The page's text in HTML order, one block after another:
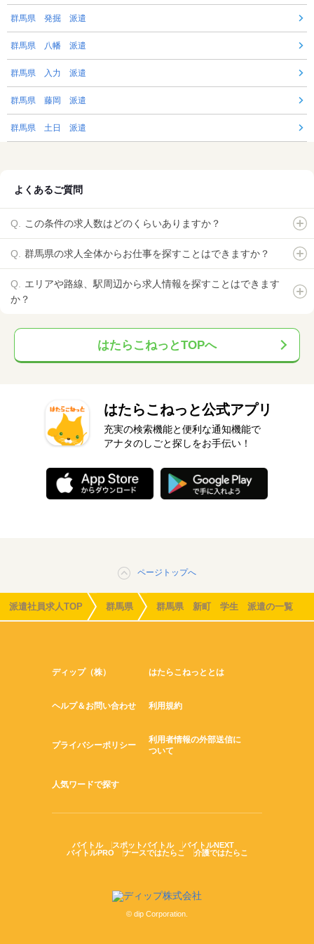
群馬県 発掘 派遣
群馬県 八幡 派遣
群馬県 入力 派遣
群馬県 藤岡 派遣
群馬県 土日 派遣
よくあるご質問
この条件の求人数はどのくらいありますか？
群馬県の求人全体からお仕事を探すことはできますか？
エリアや路線、駅周辺から求人情報を探すことはできます
か？
はたらこねっとTOPへ
はたらこねっと公式アプリ
充実の検索機能と便利な通知機能で
アナタのしごと探しをお手伝い！
ページトップへ
派遣社員求人TOP 群馬県 群馬県 新町 学生 派遣の一覧
ディップ（株） はたらこねっととは
ヘルプ＆お問い合わせ 利用規約
プライバシーポリシー
利用者情報の外部送信に
ついて
人気ワードで探す
バイトル スポットバイトル
バイトルNEXT
バイトルPRO
ナースではたらこ 介護ではたらこ
© dip Corporation.